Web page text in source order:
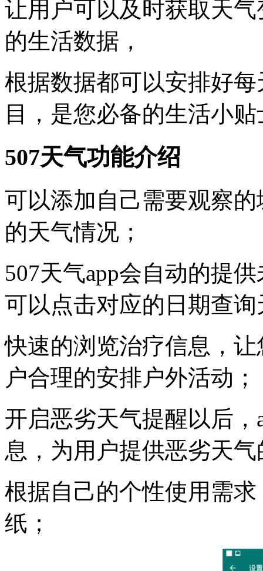
让用户可以及时获取天
的生活数据，
根据数据都可以安排好
目，是您必备的生活小贴
507天气功能介绍
可以添加自己需要观察
的天气情况；
507天气app会自动的提
可以点击对应的日期查询
快速的浏览治疗信息，
户合理的安排户外活动；
开启恶劣天气提醒以后
息，为用户提供恶劣天
根据自己的个性使用需
纸；